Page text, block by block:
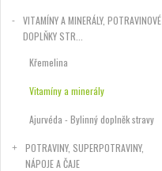
VITAMÍNY A MINERÁLY, POTRAVINOVÉ
DOPLŇKY STR...
Křemelina
Vitamíny a minerály
Ajurvéda - Bylinný doplněk stravy
POTRAVINY, SUPERPOTRAVINY,
NÁPOJE A ČAJE